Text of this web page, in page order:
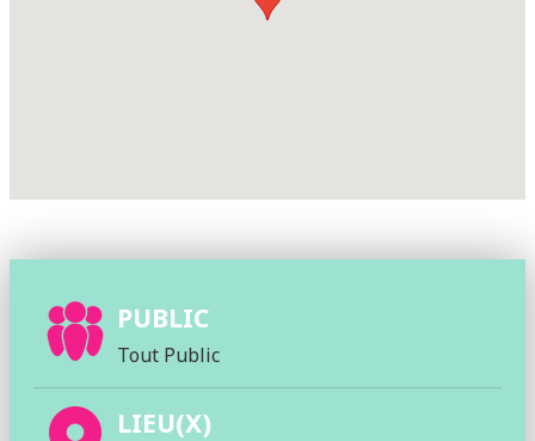
PUBLIC
Tout Public
LIEU(X)